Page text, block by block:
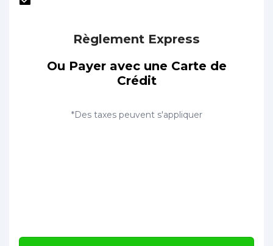
Règlement Express
Ou Payer avec une Carte de
Crédit
*Des taxes peuvent s'appliquer